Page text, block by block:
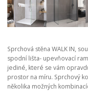
Sprchová stěna WALK IN,
spodní lišta- upevňovací
jediné, které se vám
prostor na míru. Sprchový
několika možných